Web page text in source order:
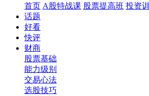
首页 A股特战课 股票提高班 投资
话题
好看
快评
财商
股票基础
能力级别
交易心法
选股技巧